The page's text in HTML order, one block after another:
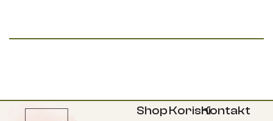
ShopKorisniKontakt